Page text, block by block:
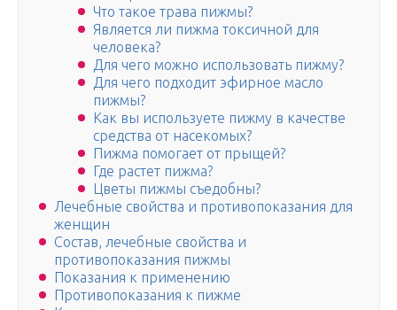
Что такое трава пижмы?
Является ли пижма токсичной для
человека?
Для чего можно использовать пижму?
Для чего подходит эфирное масло
пижмы?
Как вы используете пижму в качестве
средства от насекомых?
Пижма помогает от прыщей?
Где растет пижма?
Цветы пижмы съедобны?
Лечебные свойства и противопоказания для
женщин
Состав, лечебные свойства и
противопоказания пижмы
Показания к применению
Противопоказания к пижме